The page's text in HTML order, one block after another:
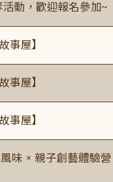
活動，歡迎報名參加~
事屋】
事屋】
事屋】
味 × 親子創藝體驗